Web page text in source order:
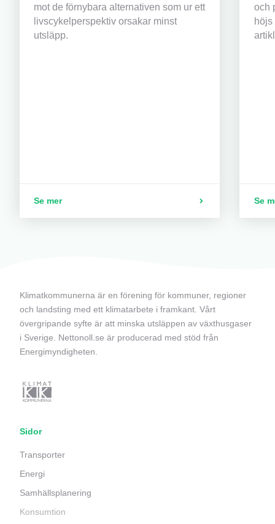
mot de förnybara alternativen som ur ett
livscykelperspektiv orsakar minst
utsläpp.
Se mer
och
Se
Klimatkommunerna är en förening för kommuner, regioner
och landsting med ett klimatarbete i framkant. Vårt
övergripande syfte är att minska utsläppen av växthusgaser
i Sverige. Nettonoll.se är producerad med stöd från
Energimyndigheten.
Sidor
Transporter
Energi
Samhällsplanering
Konsumtion